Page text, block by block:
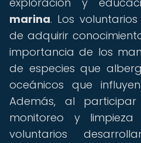
marina. Los
de adquirir
importancia de los
de especies que
oceánicos que
Además, al
monitoreo y
voluntarios